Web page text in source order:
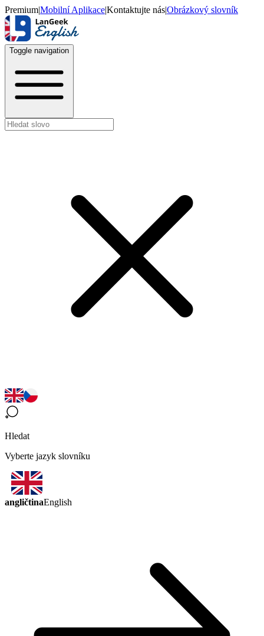
Premium|Mobilní Aplikace|Kontaktujte nás|Obrázkový slovník
Toggle navigation
Hledat
Vyberte jazyk slovníku
angličtinaEnglish